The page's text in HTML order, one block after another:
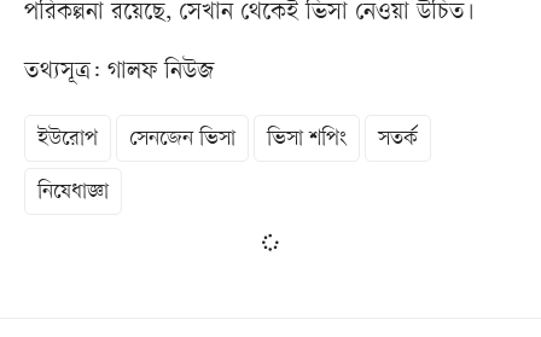
পরিকল্পনা রয়েছে, সেখান থেকেই ভিসা নেওয়া উচিত।
তথ্যসূত্র: গালফ নিউজ
ইউরোপ সেনজেন ভিসা ভিসা শপিং সতর্ক
নিষেধাজ্ঞা